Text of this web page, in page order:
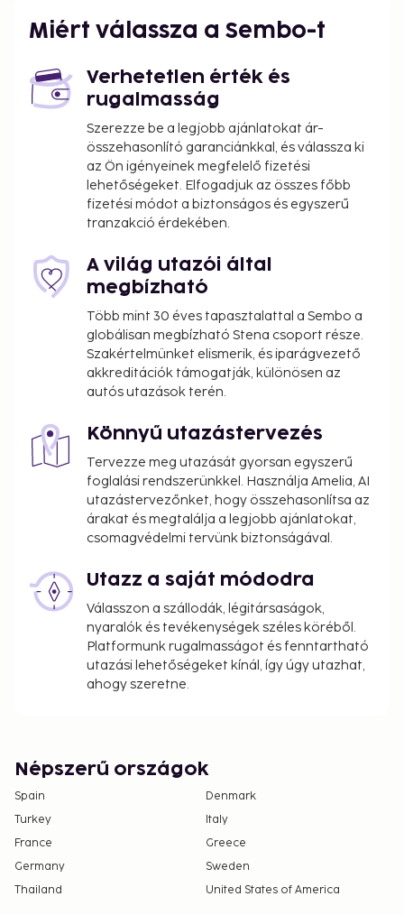
Miért válassza a Sembo-t
Verhetetlen érték és
rugalmasság
Szerezze be a legjobb ajánlatokat ár-
összehasonlító garanciánkkal, és válassza ki
az Ön igényeinek megfelelő fizetési
lehetőségeket. Elfogadjuk az összes főbb
fizetési módot a biztonságos és egyszerű
tranzakció érdekében.
A világ utazói által
megbízható
Több mint 30 éves tapasztalattal a Sembo a
globálisan megbízható Stena csoport része.
Szakértelmünket elismerik, és iparágvezető
akkreditációk támogatják, különösen az
autós utazások terén.
Könnyű utazástervezés
Tervezze meg utazását gyorsan egyszerű
foglalási rendszerünkkel. Használja Amelia, AI
utazástervezőnket, hogy összehasonlítsa az
árakat és megtalálja a legjobb ajánlatokat,
csomagvédelmi tervünk biztonságával.
Utazz a saját módodra
Válasszon a szállodák, légitársaságok,
nyaralók és tevékenységek széles köréből.
Platformunk rugalmasságot és fenntartható
utazási lehetőségeket kínál, így úgy utazhat,
ahogy szeretne.
Népszerű országok
Spain
Denmark
Turkey
Italy
France
Greece
Germany
Sweden
Thailand
United States of America